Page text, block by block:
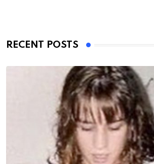
RECENT POSTS